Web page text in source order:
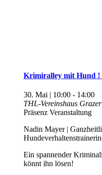
Krimiralley mit Hund !
30. Mai | 10:00 - 14:00
THL-Vereinshaus
Präsenz Veranstaltung
Nadin Mayer |
Hundeverhaltenstrainerin
Ein spannender
könnt ihn lösen!